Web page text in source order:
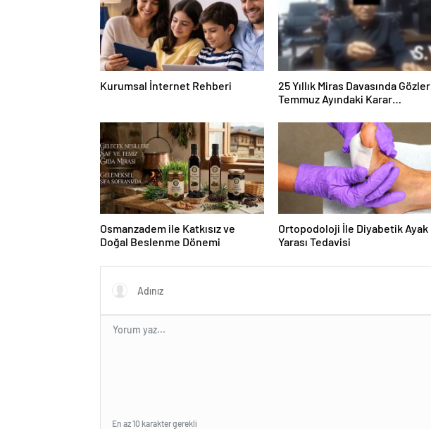
Kurumsal İnternet Rehberi
25 Yıllık Miras Davasında Gözler
Temmuz Ayındaki Karar
Osmanzadem ile Katkısız ve
Doğal Beslenme Dönemi
Ortopodoloji İle Diyabetik Ayak
Yarası Tedavisi
En az 10 karakter gerekli